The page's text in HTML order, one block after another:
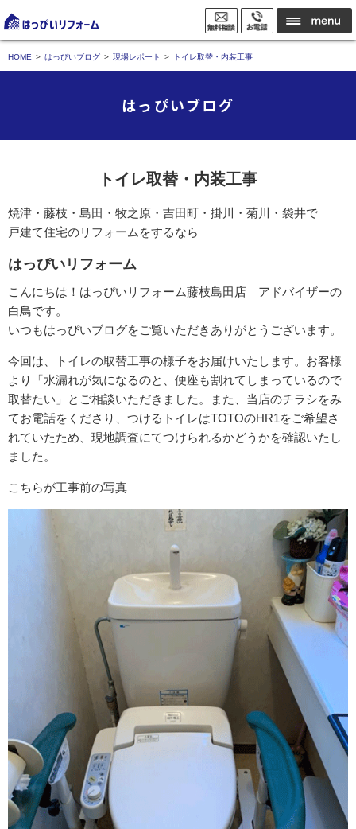
HOME はっぴいブログ 現場レポート トイレ取替・内装工事
はっぴいブログ
トイレ取替・内装工事
焼津・藤枝・島田・牧之原・吉田町・掛川・菊川・袋井で
戸建て住宅のリフォームをするなら
はっぴいリフォーム
こんにちは！はっぴいリフォーム藤枝島田店 アドバイザーの
白鳥です。
いつもはっぴいブログをご覧いただきありがとうございます。
今回は、トイレの取替工事の様子をお届けいたします。お客様
より「水漏れが気になるのと、便座も割れてしまっているので
取替たい」とご相談いただきました。また、当店のチラシをみ
てお電話をくださり、つけるトイレはTOTOのHR1をご希望さ
れていたため、現地調査にてつけられるかどうかを確認いたし
ました。
こちらが工事前の写真